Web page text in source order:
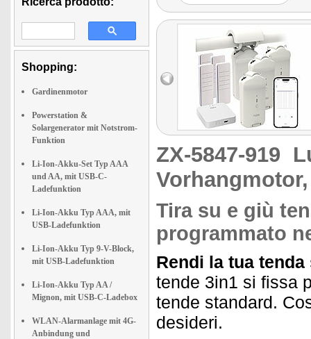
Shopping:
Gardinenmotor
Powerstation &
Solargenerator mit Notstrom-
Funktion
Li-Ion-Akku-Set Typ AAA
und AA, mit USB-C-
Ladefunktion
Li-Ion-Akku Typ AAA, mit
USB-Ladefunktion
Li-Ion-Akku Typ 9-V-Block,
mit USB-Ladefunktion
Li-Ion-Akku Typ AA /
Mignon, mit USB-C-Ladebox
WLAN-Alarmanlage mit 4G-
Anbindung und
ZX-5847-919
Tira su e giù
programmato
Rendi la tua tenda
tende 3in1 si fissa
tende standard.
desideri.